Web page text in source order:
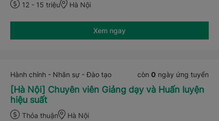
12 - 15 triệu Hà Nội
Xem ngay
Hành chính - Nhân sự - Đào tạo còn 0 ngày ứng tuyển
[Hà Nội] Chuyên viên Giảng dạy và Huấn luyện
hiệu suất
Thỏa thuận Hà Nội